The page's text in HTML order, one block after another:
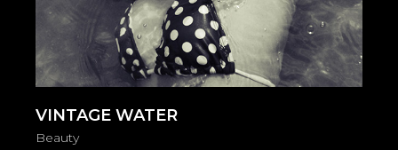
VINTAGE WATER
Beauty